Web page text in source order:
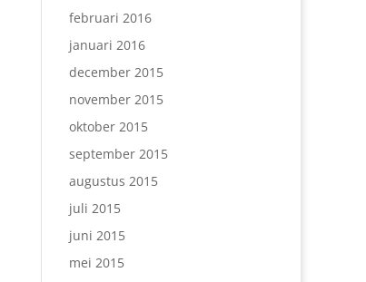
februari 2016
januari 2016
december 2015
november 2015
oktober 2015
september 2015
augustus 2015
juli 2015
juni 2015
mei 2015